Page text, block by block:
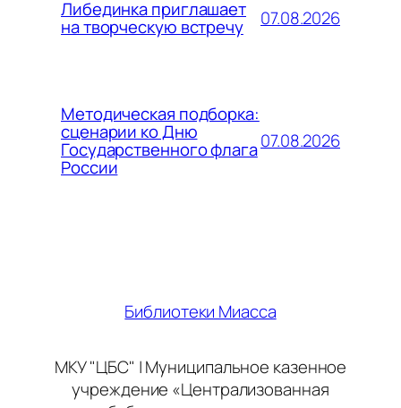
Либединка приглашает
на творческую встречу 07.08.2026
Методическая подборка:
сценарии ко Дню
Государственного флага
России
07.08.2026
Библиотеки Миасса
МКУ "ЦБС" | Муниципальное казенное
учреждение «Централизованная